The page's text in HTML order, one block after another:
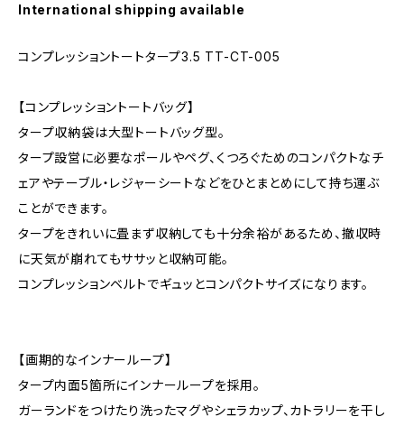
International shipping available
コンプレッショントートタープ3.5 TT-CT-005
【コンプレッショントートバッグ】
タープ収納袋は大型トートバッグ型。
タープ設営に必要なポールやペグ、くつろぐためのコンパクトなチ
ェアやテーブル・レジャーシートなどをひとまとめにして持ち運ぶ
ことができます。
タープをきれいに畳まず収納しても十分余裕があるため、撤収時
に天気が崩れてもササッと収納可能。
コンプレッションベルトでギュッとコンパクトサイズになります。
【画期的なインナーループ】
タープ内面5箇所にインナーループを採用。
ガーランドをつけたり洗ったマグやシェラカップ、カトラリーを干し